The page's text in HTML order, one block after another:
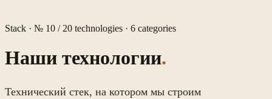
Stack · № 10 / 20 technologies · 6 categories
Наши технологии.
Технический стек, на котором мы строим